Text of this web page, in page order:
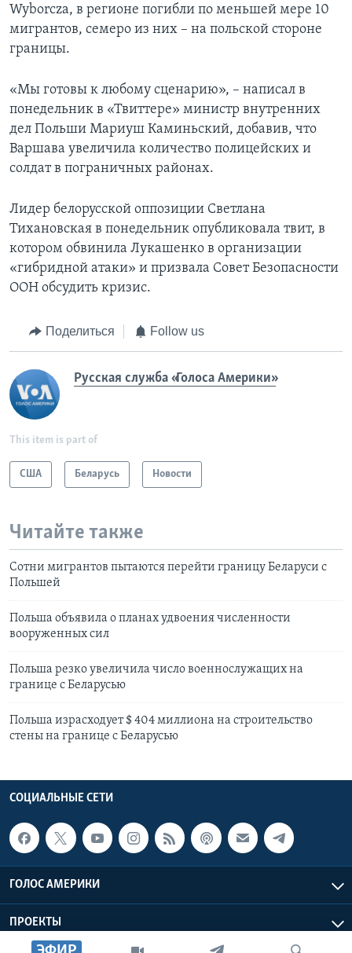
Wyborcza, в регионе погибли по меньшей мере 10
мигрантов, семеро из них – на польской стороне
границы.
«Мы готовы к любому сценарию», – написал в
понедельник в «Твиттере» министр внутренних
дел Польши Мариуш Каминьский, добавив, что
Варшава увеличила количество полицейских и
солдат в пограничных районах.
Лидер белорусской оппозиции Светлана
Тихановская в понедельник опубликовала твит, в
котором обвинила Лукашенко в организации
«гибридной атаки» и призвала Совет Безопасности
ООН обсудить кризис.
Поделиться Follow us
Русская служба «Голоса Америки»
This item is part of
США Беларусь Новости
Читайте также
Сотни мигрантов пытаются перейти границу Беларуси с
Польшей
Польша объявила о планах удвоения численности
вооруженных сил
Польша резко увеличила число военнослужащих на
границе с Беларусью
Польша израсходует $ 404 миллиона на строительство
стены на границе с Беларусью
СОЦИАЛЬНЫЕ СЕТИ
ГОЛОС АМЕРИКИ
ПРОЕКТЫ